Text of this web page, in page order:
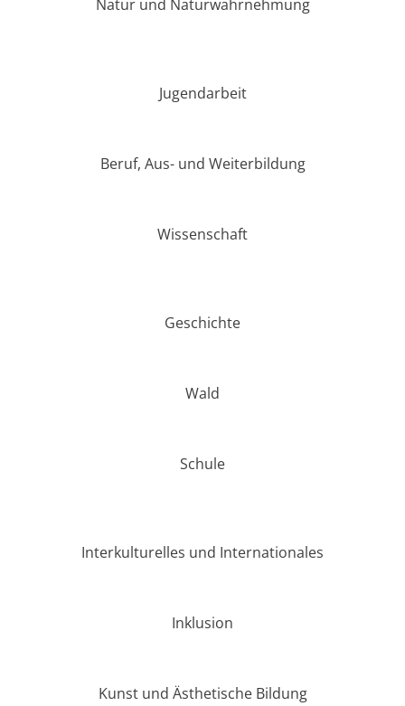
Natur und Naturwahrnehmung
Jugendarbeit
Beruf, Aus- und Weiterbildung
Wissenschaft
Geschichte
Wald
Schule
Interkulturelles und Internationales
Inklusion
Kunst und Ästhetische Bildung